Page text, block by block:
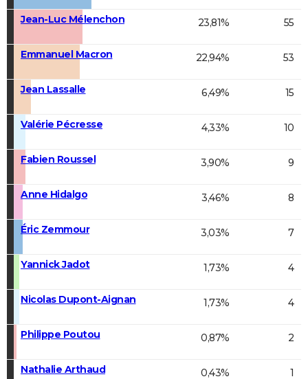
Jean-Luc Mélenchon 23,81% 55
Emmanuel Macron 22,94% 53
Jean Lassalle 6,49% 15
Valérie Pécresse 4,33% 10
Fabien Roussel 3,90% 9
Anne Hidalgo 3,46% 8
Éric Zemmour 3,03% 7
Yannick Jadot 1,73% 4
Nicolas Dupont-Aignan 1,73% 4
Philippe Poutou 0,87% 2
Nathalie Arthaud 0,43% 1